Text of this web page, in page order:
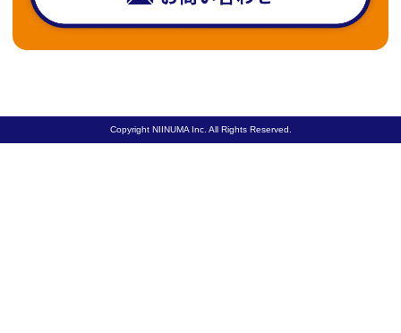
Copyright NIINUMA Inc. All Rights Reserved.